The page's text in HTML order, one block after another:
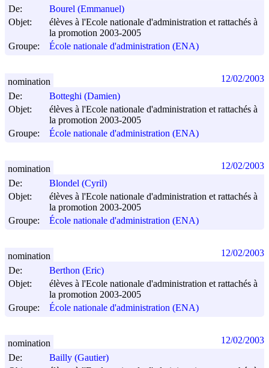
De:
Bourel (Emmanuel)
Objet:
élèves à l'Ecole nationale d'administration et rattachés à
la promotion 2003-2005
Groupe:
École nationale d'administration (ENA)
De:
Botteghi (Damien)
Objet:
élèves à l'Ecole nationale d'administration et rattachés à
la promotion 2003-2005
Groupe:
École nationale d'administration (ENA)
nomination 12/02/2003
De:
Blondel (Cyril)
Objet:
élèves à l'Ecole nationale d'administration et rattachés à
la promotion 2003-2005
Groupe:
École nationale d'administration (ENA)
nomination 12/02/2003
De:
Berthon (Eric)
Objet:
élèves à l'Ecole nationale d'administration et rattachés à
la promotion 2003-2005
Groupe:
École nationale d'administration (ENA)
nomination 12/02/2003
De:
Bailly (Gautier)
nomination 12/02/2003